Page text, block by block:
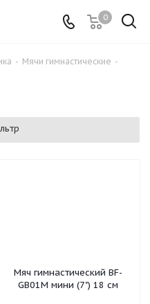
0
- Мячи гимнастические -
Мяч гимнастический BF-
GB01М мини (7") 18 см